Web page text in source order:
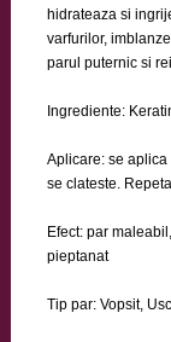
hidrateaza si
varfurilor,
parul puternic si
Ingrediente:
Aplicare: se aplica
se clateste.
Efect: par
pieptanat
Tip par: Vopsit,